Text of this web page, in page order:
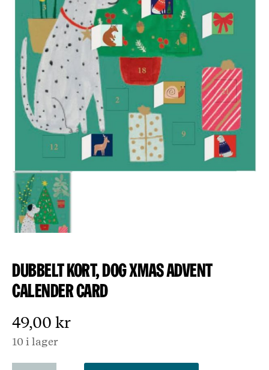
Dubbelt kort, Dog Xmas Advent
Calender Card
49,00 kr
10 i lager